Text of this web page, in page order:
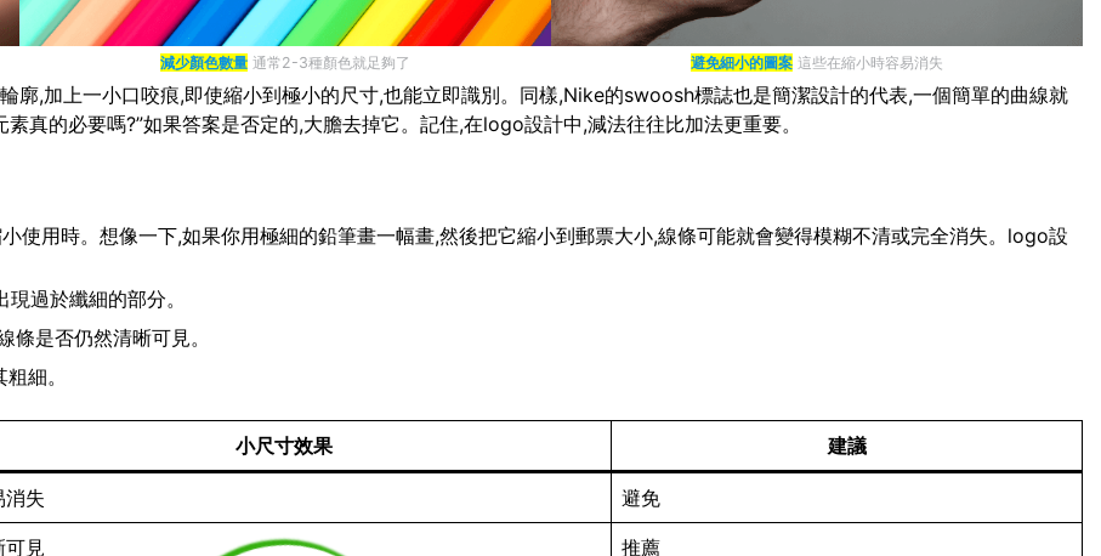
減少顏色數量 通常2-3種顏色就足夠了 避免細小的圖案 這些在縮小時容易消失
廓,加上一小口咬痕,即使縮小到極小的尺寸,也能立即識別。同樣,Nike的swoosh標誌也是簡潔設計的代表,一個簡單的曲線就
真的必要嗎?”如果答案是否定的,大膽去掉它。記住,在logo設計中,減法往往比加法更重要。
用時。想像一下,如果你用極細的鉛筆畫一幅畫,然後把它縮小到郵票大小,線條可能就會變得模糊不清或完全消失。logo設
過於纖細的部分。
是否仍然清晰可見。
細。
小尺寸效果 建議
消失 避免
可見 推薦